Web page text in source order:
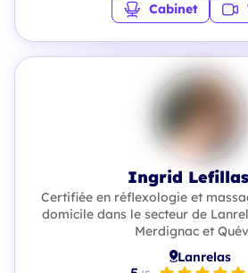
Cabinet
Ingrid
Certifiée en réflexologie et
domicile dans le secteur de
Merdignac et
Lanrelas